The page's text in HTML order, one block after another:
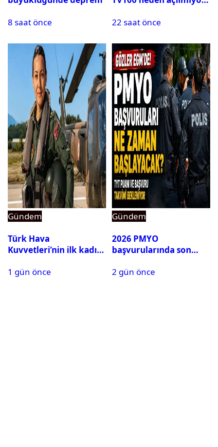
8 saat önce
22 saat önce
Gündem
Türk Hava
Kuvvetleri’nin ilk kadın
Karapınar hakkında
1 gün önce
Gündem
2026 PMYO
başvurularında son
2 gün önce